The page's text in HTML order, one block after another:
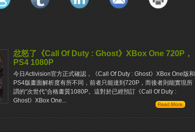
忿怒了《Call Of Duty : Ghost》XBox One 720P，
PS4 1080P
今日Activision官方正式確認，《Call Of Duty : Ghost》XBox One版和
PS4版畫面解析度有所不同，前者只能達到720P，而後者則能實現所
謂的“次世代”合格畫質1080P。這對於已經預訂《Call Of Duty :
Ghost》XBox One...